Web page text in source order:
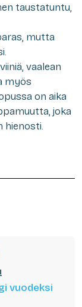
taustatuntu,
mutta
vaalean
myös
on aika
joka
hienosti.
vuodeksi